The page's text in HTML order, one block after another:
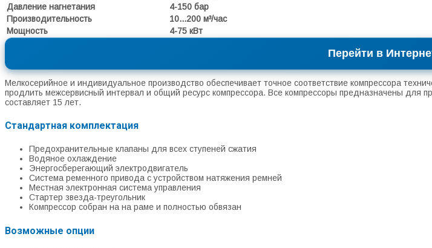
Давление нагнетания
4-150 бар
Производительность
10...200 м³/час
Мощность
4-75 кВт
Перейти в
Мелкосерийное и индивидуальное производство обеспечивает точное соответствие компрессора
продлить межсервисный интервал и общий ресурс компрессора. Все компрессоры предназначены для
составляет 15 лет.
Стандартная комплектация
Предохранительные клапаны для всех ступеней сжатия
Водяное охлаждение
Энергосберегающий электродвигатель
Система ременного привода с устройством натяжения ремней
Местная электронная система управления
Стартер звезда-треугольник
Компрессор собран на на раме и полностью обвязан
Возможные опции